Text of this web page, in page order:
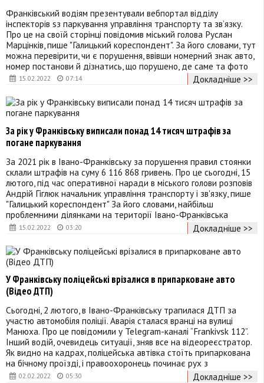
15.02.2022 07:14
Франківський водіям презентували вебпортал відділу
інспекторів sз паркування управління транспорту та зв’язку.
Про це на своїй сторінці повідомив міський голова Руслан
Марцінків, пише "Галицький кореспондент". За його словами, тут
можна перевірити, чи є порушення, ввівши номерний знак авто,
номер постанови й дізнатись, що порушено, де саме та фото
Докладніше >>
15.02.2022 03:20
За рік у Франківську виписали понад 14 тисяч штрафів за
погане паркування
За 2021 рік в Івано-Франківську за порушення правил стоянки
склали штрафів на суму 6 116 868 гривень. Про це сьогодні, 15
лютого, під час оперативної наради в міського голови розповів
Андрій Гіглюк начальник управління транспорту і зв'язку, пише
"Галицький кореспондент" За його словами, найбільш
проблемними ділянками на території Івано-Франківська
Докладніше >>
02.02.2022 05:30
У Франківську поліцейські врізалися в припарковане авто
(Відео ДТП)
Сьогодні, 2 лютого, в Івано-Франківську трапилася ДТП за
участю автомобіля поліції. Аварія сталася вранці на вулиці
Манюха. Про це повідомили у Telegram-каналі “Frankivsk 112”.
Інший водій, очевидець ситуації, зняв все на відеореєстратор.
Як видно на кадрах, поліцейська автівка стоїть припаркована
на бічному проїзді, і правоохоронець починає рух з
Докладніше >>